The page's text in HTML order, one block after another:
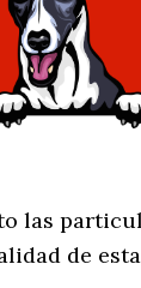
las
de